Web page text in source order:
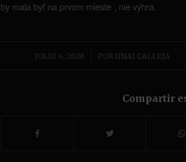
by mala byť na prvom mieste , nie výhra.
JULIO 4, 2026
/ PORUNAI CALLEJA
Compartir